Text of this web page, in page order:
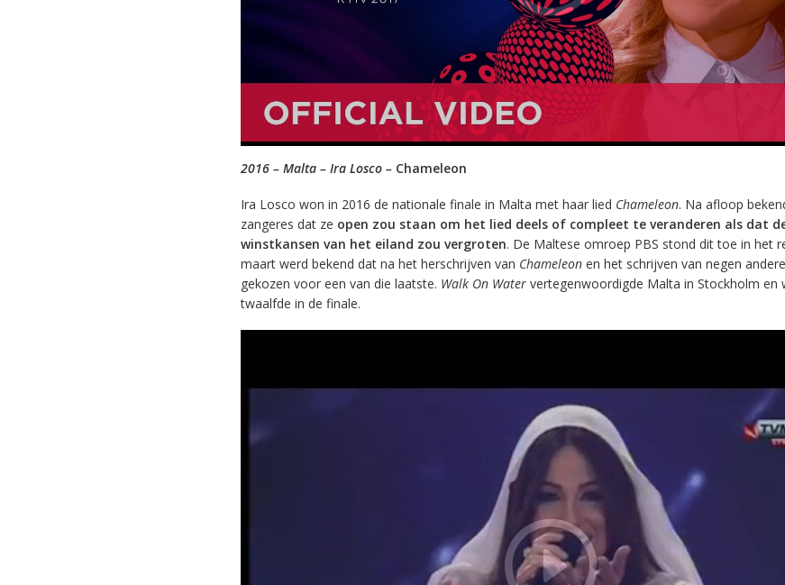
2016 – Malta – Ira Losco – Chameleon
Ira Losco won in 2016 de nationale finale in Malta met haar lied Chameleon. Na afloop
zangeres dat ze open zou staan om het lied deels of compleet te veranderen als dat
winstkansen van het eiland zou vergroten. De Maltese omroep PBS stond dit toe in het
maart werd bekend dat na het herschrijven van Chameleonen het schrijven van negen
gekozen voor een van die laatste. Walk On Watervertegenwoordigde Malta in Stockholm en
twaalfde in de finale.